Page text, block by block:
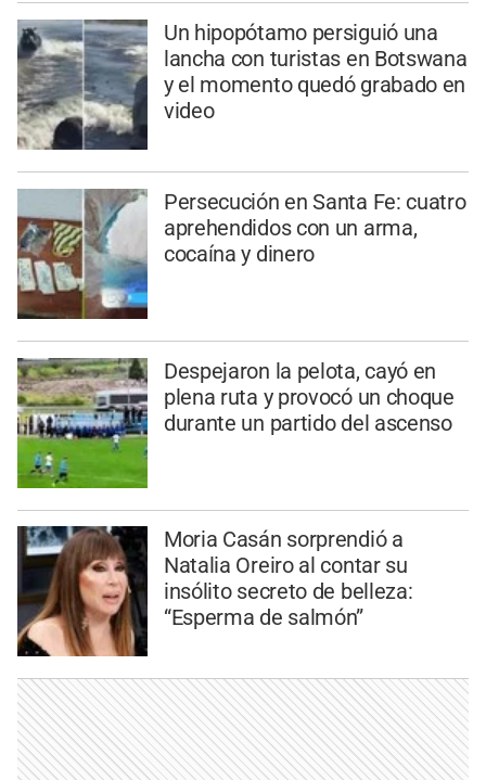
Un hipopótamo persiguió una
lancha con turistas en Botswana
y el momento quedó grabado en
video
Persecución en Santa Fe: cuatro
aprehendidos con un arma,
cocaína y dinero
Despejaron la pelota, cayó en
plena ruta y provocó un choque
durante un partido del ascenso
Moria Casán sorprendió a
Natalia Oreiro al contar su
insólito secreto de belleza:
“Esperma de salmón”